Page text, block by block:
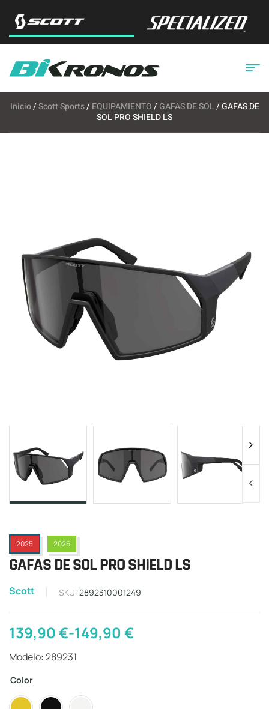
Inicio/Scott Sports/ EQUIPAMIENTO/ GAFAS DE SOL/ GAFAS DE
SOL PRO SHIELD LS
2025 2026
GAFAS DE SOL PRO SHIELD LS
Scott SKU: 2892310001249
139,90€-149,90€
Modelo: 289231
Color